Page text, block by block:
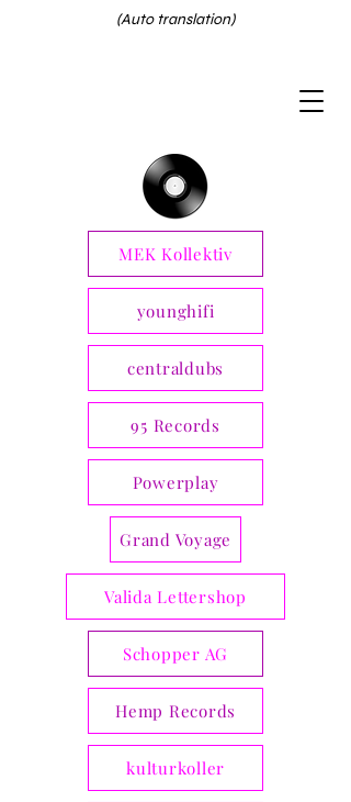
(Auto translation)
MEK Kollektiv
younghifi
centraldubs
95 Records
Powerplay
Grand Voyage
Valida Lettershop
Schopper AG
Hemp Records
kulturkoller